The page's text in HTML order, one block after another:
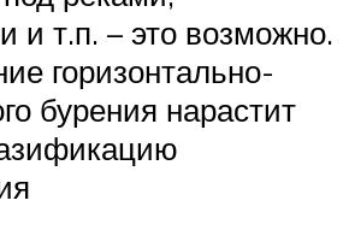
и т.п. – это возможно.
горизонтально-
бурения нарастит